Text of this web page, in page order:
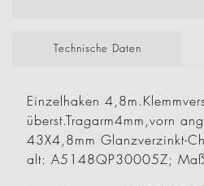
Technische Daten
Einzelhaken
überst.Tragarm4mm,vorn
43X4,8mm Glanzverzinkt-
alt: A5148QP30005Z;